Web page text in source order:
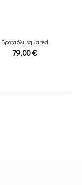
Βραχιόλι squared
79,00€